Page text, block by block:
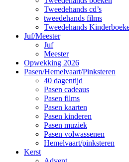
Tweedehands cd’s
tweedehands films
Tweedehands
Juf/Meester
Juf
Meester
Opwekking 2026
Pasen/Hemelvaart/Pinksteren
40 dagentijd
Pasen cadeaus
Pasen films
Pasen kaarten
Pasen kinderen
Pasen muziek
Pasen volwassenen
Hemelvaart/pinksteren
Kerst